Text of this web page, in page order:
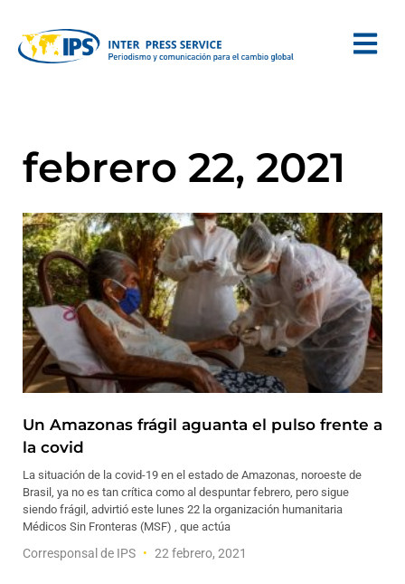
febrero 22, 2021
Un Amazonas frágil aguanta el pulso frente a
la covid
La situación de la covid-19 en el estado de Amazonas, noroeste de
Brasil, ya no es tan crítica como al despuntar febrero, pero sigue
siendo frágil, advirtió este lunes 22 la organización humanitaria
Médicos Sin Fronteras (MSF) , que actúa
Corresponsal de IPS 22 febrero, 2021